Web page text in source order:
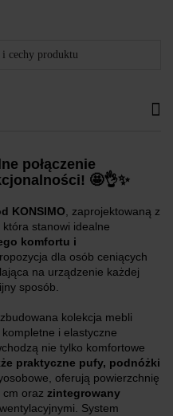
cechy produktu
połączenie
🤩👌✨
KONSIMO, zaprojektowaną z
stanowi idealne
komfortu i
dla osób ceniących
na urządzenie każdej
sposób.
kolekcja mebli
i elastyczne
nie tylko komfortowe
praktyczne pufy, podnóżki
oferują powierzchnię
oraz zintegrowany
System